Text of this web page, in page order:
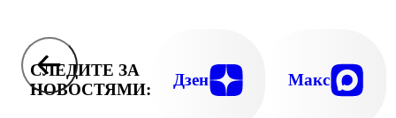
СЛЕДИТЕ ЗА
НОВОСТЯМИ:
Дзен Макс